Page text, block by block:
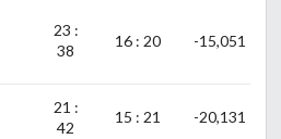
23 :
38
16 : 20 -15,051
21 :
42
15 : 21 -20,131